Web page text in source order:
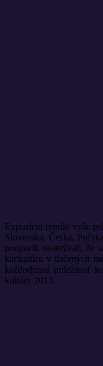
Expozíciu tvorilo vyše
Slovenska, Česka,
podporili neskrývali, že
karikatúru v tlačených
každodenná príležitosť
kultúry 2013.